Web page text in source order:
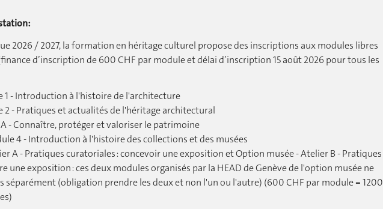
2026 / 2027, la formation en héritage culturel propose des inscriptions aux modules libres
d’inscription de 600 CHF par module et délai d’inscription 15 août 2026 pour tous les
1 - Introduction à l'histoire de l'architecture
- Pratiques et actualités de l'héritage architectural
- Connaître, protéger et valoriser le patrimoine
4 - Introduction à l'histoire des collections et des musées
A - Pratiques curatoriales : concevoir une exposition et Option musée - Atelier B - Pratiques
une exposition : ces deux modules organisés par la HEAD de Genève de l'option musée ne
séparément (obligation prendre les deux et non l'un ou l'autre) (600 CHF par module = 1200